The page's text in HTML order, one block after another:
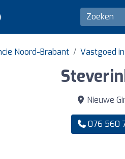
Noord-Brabant Vastgoed
Nieuwe
076 560